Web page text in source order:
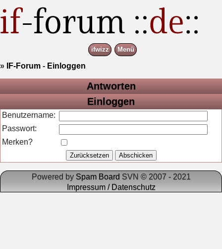
ifwizz Menü
» IF-Forum - Einloggen
Antworten
Einloggen
Benutzername:
Passwort:
Merken?
Powered by Spam Board SVN © 2007 - 2021
Impressum / Datenschutz